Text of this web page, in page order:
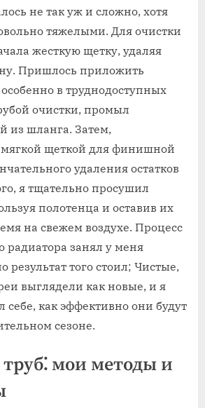
не так уж и сложно, хотя
тяжелыми. Для очистки
жесткую щетку, удаляя
Пришлось приложить
в труднодоступных
очистки, промыл
из шланга. Затем,
мягкой щеткой для финишной
удаления остатков
я тщательно просушил
полотенца и оставив их
на свежем воздухе. Процесс
радиатора занял у меня
результат того стоил; Чистые,
выглядели как новые, и я
себе, как эффективно они будут
сезоне.
мои методы и